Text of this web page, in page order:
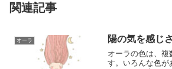
関連記事
オーラ 陽の気を感じ
オーラの色は、
す。いろんな色が